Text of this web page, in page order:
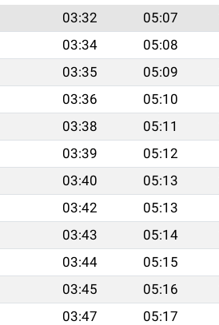
03:32 05:07
03:34 05:08
03:35 05:09
03:36 05:10
03:38 05:11
03:39 05:12
03:40 05:13
03:42 05:13
03:43 05:14
03:44 05:15
03:45 05:16
03:47 05:17